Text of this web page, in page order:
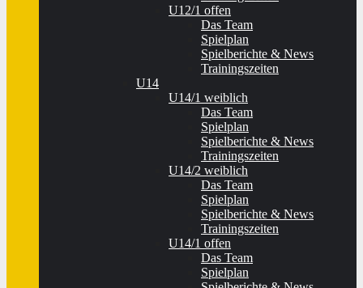
U12/1 offen
Das Team
Spielplan
Spielberichte & News
Trainingszeiten
U14
U14/1 weiblich
Das Team
Spielplan
Spielberichte & News
Trainingszeiten
U14/2 weiblich
Das Team
Spielplan
Spielberichte & News
Trainingszeiten
U14/1 offen
Das Team
Spielplan